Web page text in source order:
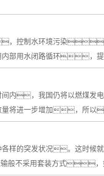
，控制水环境污染
内部用水闭路循环
间内，我国仍将以燃煤
量将进一步增加，
样的突发状况。这时候
般不采用套装方式，